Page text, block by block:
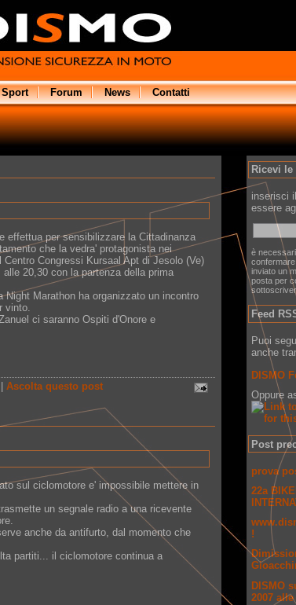
Sport Forum News Contatti
effettua per sensibilizzare la Cittadinanza
che la vedra' protagonista nei
Congressi Kursaal Apt di Jesolo (Ve)
20,30 con la partenza della prima
Marathon ha organizzato un incontro
vinto.
ci saranno Ospiti d'Onore e
Ascolta questo post
sul ciclomotore e' impossibile mettere in
un segnale radio a una ricevente
anche da antifurto, dal momento che
partiti... il ciclomotore continua a
Ricevi le
inserisci
essere
è
inviato un
posta per
Feed
Puoi
anche
DISMO
Oppure
Post
prova
22a
!
DISMO
2007